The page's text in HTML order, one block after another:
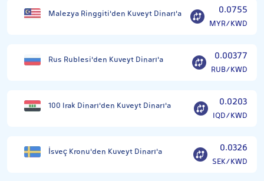
Malezya Ringgiti'den Kuveyt Dinarı'a 0.0755
MYR/KWD
Rus Rublesi'den Kuveyt Dinarı'a 0.00377
RUB/KWD
100 Irak Dinarı'den Kuveyt Dinarı'a 0.0203
IQD/KWD
İsveç Kronu'den Kuveyt Dinarı'a 0.0326
SEK/KWD